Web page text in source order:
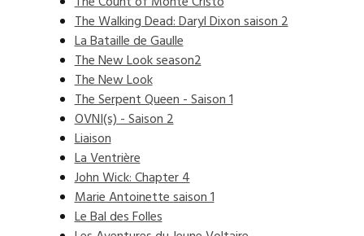
The Walking Dead: Daryl Dixon saison 2
La Bataille de Gaulle
The New Look season2
The New Look
The Serpent Queen - Saison 1
OVNI(s) - Saison 2
Liaison
La Ventrière
John Wick: Chapter 4
Marie Antoinette saison 1
Le Bal des Folles